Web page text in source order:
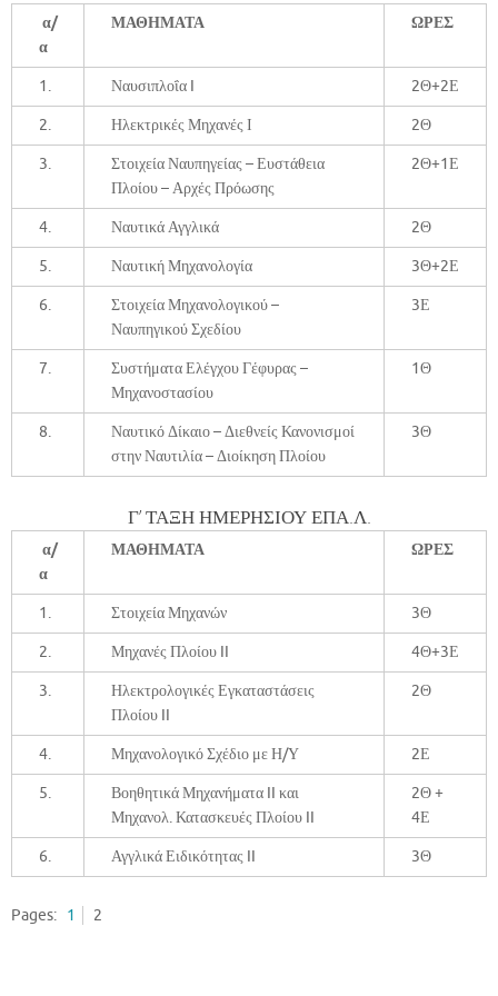
α/
α
ΜΑΘΗΜΑΤΑ ΩΡΕΣ
1. Ναυσιπλοΐα I 2Θ+2Ε
2. Ηλεκτρικές Μηχανές Ι 2Θ
3.
Στοιχεία Ναυπηγείας – Ευστάθεια
Πλοίου – Αρχές Πρόωσης
2Θ+1Ε
4. Ναυτικά Αγγλικά 2Θ
5. Ναυτική Μηχανολογία 3Θ+2Ε
6.
Στοιχεία Μηχανολογικού –
Ναυπηγικού Σχεδίου
3Ε
7.
Συστήματα Ελέγχου Γέφυρας –
Μηχανοστασίου
1Θ
8.
Ναυτικό Δίκαιο – Διεθνείς Κανονισμοί
στην Ναυτιλία – Διοίκηση Πλοίου
3Θ
Γ’ ΤΑΞΗ ΗΜΕΡΗΣΙΟΥ ΕΠΑ.Λ.
α/
α
ΜΑΘΗΜΑΤΑ ΩΡΕΣ
1. Στοιχεία Μηχανών 3Θ
2. Μηχανές Πλοίου II 4Θ+3Ε
3.
Ηλεκτρολογικές Εγκαταστάσεις
Πλοίου II
2Θ
4. Μηχανολογικό Σχέδιο με Η/Υ 2Ε
5.
Βοηθητικά Μηχανήματα II και
Μηχανολ. Κατασκευές Πλοίου II
2Θ +
4Ε
6. Αγγλικά Ειδικότητας II 3Θ
Pages: 1 2